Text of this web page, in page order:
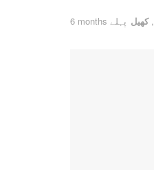
6 months پہلے ,کھیل